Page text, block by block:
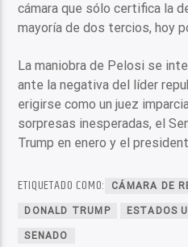
cámara que sólo certifica la
mayoría de dos tercios, hoy
La maniobra de Pelosi se
ante la negativa del líder
erigirse como un juez
sorpresas inesperadas, el
Trump en enero y el
ETIQUETADO COMO: CÁMARA DE
DONALD TRUMP ESTADOS
SENADO